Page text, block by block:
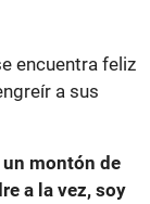
encuentra feliz
a sus
montón de
a la vez, soy